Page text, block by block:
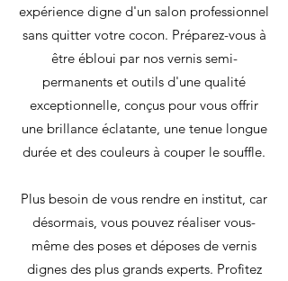
expérience digne d'un salon professionnel
sans quitter votre cocon. Préparez-vous à
être ébloui par nos vernis semi-
permanents et outils d'une qualité
exceptionnelle, conçus pour vous offrir
une brillance éclatante, une tenue longue
durée et des couleurs à couper le souffle.
Plus besoin de vous rendre en institut, car
désormais, vous pouvez réaliser vous-
même des poses et déposes de vernis
dignes des plus grands experts. Profitez